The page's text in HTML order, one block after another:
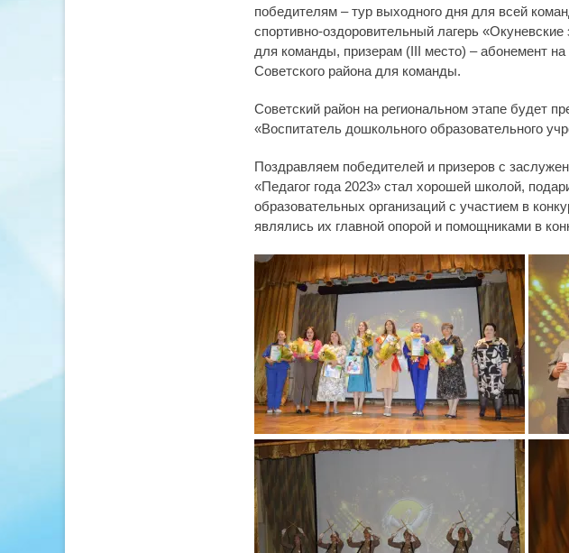
победителям – тур выходного дня для всей
спортивно-оздоровительный лагерь
для команды, призерам (III место) – абонемент
Советского района для команды.
Советский район на региональном этапе будет
«Воспитатель дошкольного образовательного
Поздравляем победителей и призеров с
«Педагог года 2023» стал хорошей школой,
образовательных организаций с участием в
являлись их главной опорой и помощниками в